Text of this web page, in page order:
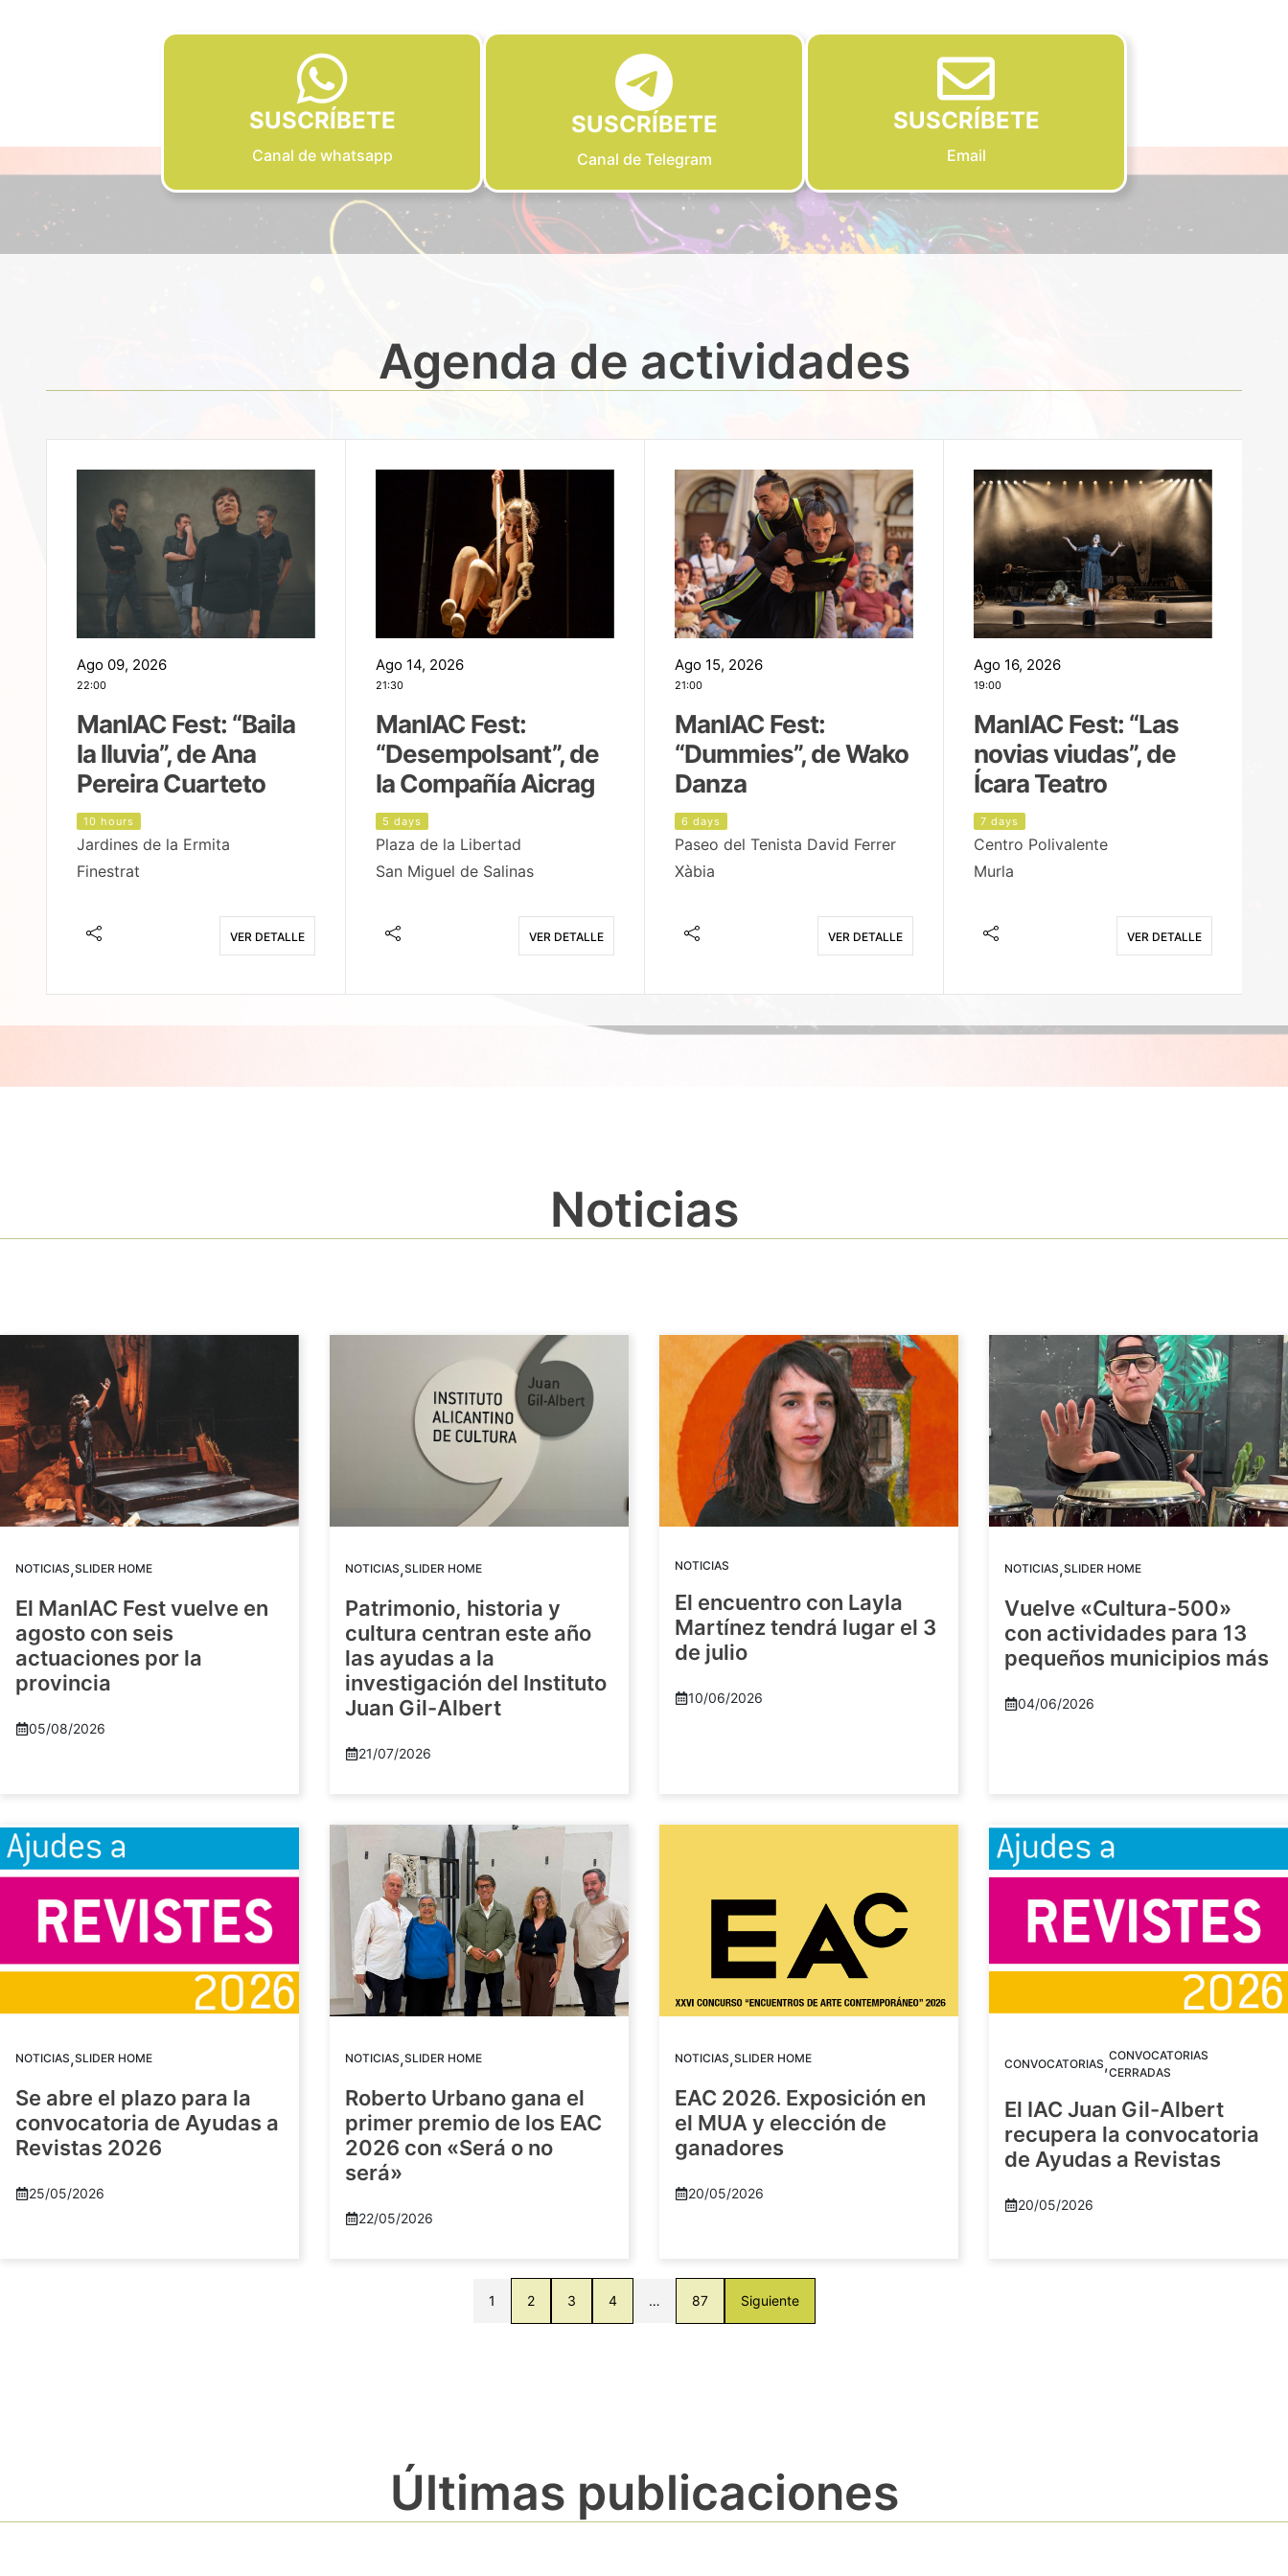
SUSCRÍBETE
Canal de whatsapp
SUSCRÍBETE
Canal de Telegram
SUSCRÍBETE
Email
Agenda de actividades
Ago 09, 2026
22:00
ManIAC Fest: “Baila
la lluvia”, de Ana
Pereira Cuarteto
10 hours
Jardines de la Ermita
Finestrat
VER DETALLE
Ago 14, 2026
21:30
ManIAC Fest:
“Desempolsant”, de
la Compañía Aicrag
5 days
Plaza de la Libertad
San Miguel de Salinas
VER DETALLE
Ago 15, 2026
21:00
ManIAC Fest:
“Dummies”, de Wako
Danza
6 days
Paseo del Tenista David Ferrer
Xàbia
VER DETALLE
Ago 16, 2026
19:00
ManIAC Fest: “Las
novias viudas”, de
Ícara Teatro
7 days
Centro Polivalente
Murla
VER DETALLE
Noticias
NOTICIAS,SLIDER HOME
El ManIAC Fest vuelve en
agosto con seis
actuaciones por la
provincia
05/08/2026
NOTICIAS,SLIDER HOME
Patrimonio, historia y
cultura centran este año
las ayudas a la
investigación del Instituto
Juan Gil-Albert
21/07/2026
NOTICIAS
El encuentro con Layla
Martínez tendrá lugar el 3
de julio
10/06/2026
NOTICIAS,SLIDER HOME
Vuelve «Cultura-500»
con actividades para 13
pequeños municipios más
04/06/2026
NOTICIAS,SLIDER HOME
Se abre el plazo para la
convocatoria de Ayudas a
Revistas 2026
25/05/2026
NOTICIAS,SLIDER HOME
Roberto Urbano gana el
primer premio de los EAC
2026 con «Será o no
será»
22/05/2026
NOTICIAS,SLIDER HOME
EAC 2026. Exposición en
el MUA y elección de
ganadores
20/05/2026
CONVOCATORIAS,CONVOCATORIAS
CERRADAS
El IAC Juan Gil-Albert
recupera la convocatoria
de Ayudas a Revistas
20/05/2026
1 2 3 4 … 87 Siguiente
Últimas publicaciones